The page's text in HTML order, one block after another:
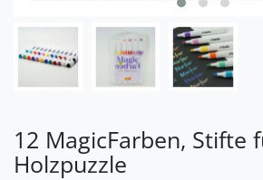
12 MagicFarben, Stifte
Holzpuzzle